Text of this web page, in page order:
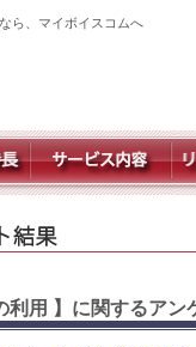
ら、マイボイスコムへ
利用 】に関するアン